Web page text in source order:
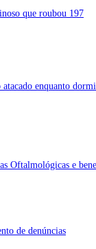
que roubou 197
enquanto
Oftalmológicas e
de denúncias